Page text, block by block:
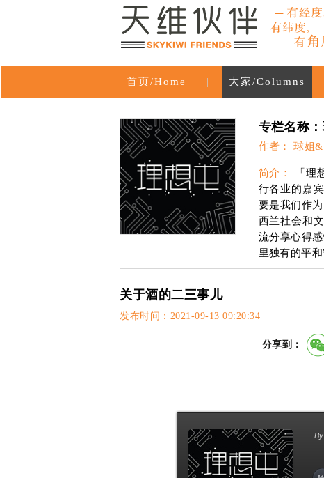
首页/Home | 大家/Columns
专栏名称
作者： 球姐
简介：
「理
行各业的嘉
要是我们作
西兰社会和
流分享心得
里独有的平
关于酒的二三事儿
发布时间：2021-09-13 09:20:34
分享到：